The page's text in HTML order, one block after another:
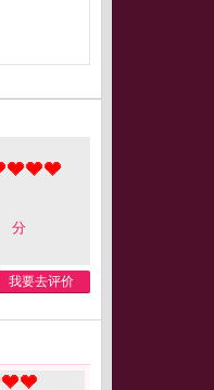
分
我要去评价